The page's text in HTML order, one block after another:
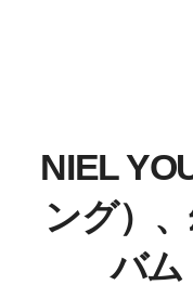
NIEL
ング）
バム